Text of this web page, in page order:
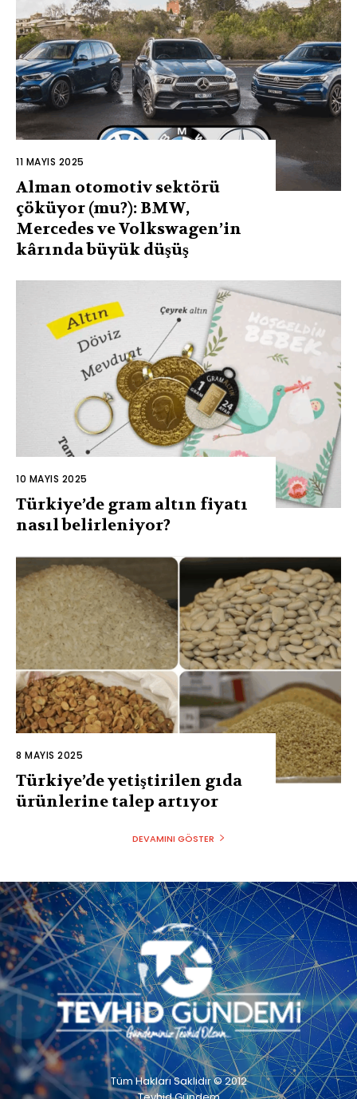
11 MAYIS 2025
Alman otomotiv sektörü
çöküyor (mu?): BMW,
Mercedes ve Volkswagen’in
kârında büyük düşüş
10 MAYIS 2025
Türkiye’de gram altın fiyatı
nasıl belirleniyor?
8 MAYIS 2025
Türkiye’de yetiştirilen gıda
ürünlerine talep artıyor
DEVAMINI GÖSTER
Tüm Hakları Saklıdır © 2012